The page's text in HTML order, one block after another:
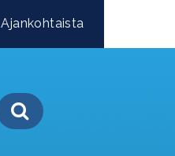
Ajankohtaista
Haku-painike